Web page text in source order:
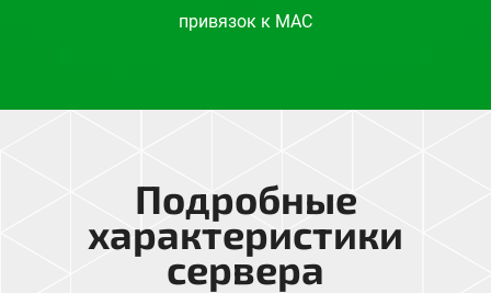
привязок к MAC
Подробные
характеристики
сервера